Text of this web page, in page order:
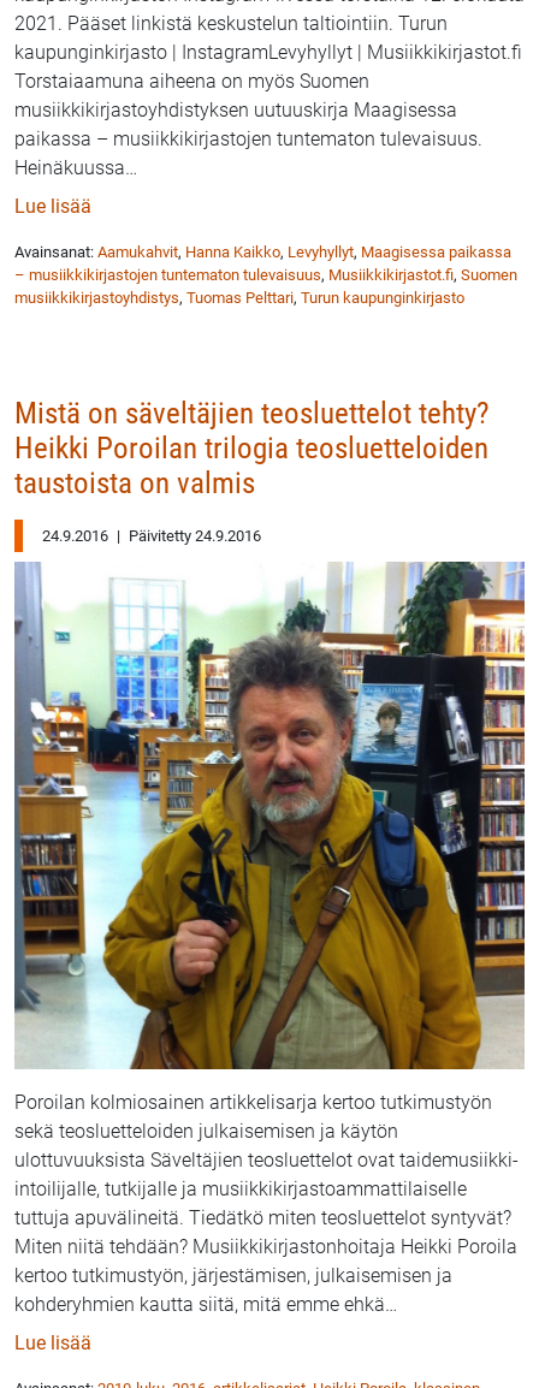
2021. Pääset linkistä keskustelun taltiointiin. Turun
kaupunginkirjasto | InstagramLevyhyllyt | Musiikkikirjastot.fi
Torstaiaamuna aiheena on myös Suomen
musiikkikirjastoyhdistyksen uutuuskirja Maagisessa
paikassa – musiikkikirjastojen tuntematon tulevaisuus.
Heinäkuussa…
Lue lisää
Avainsanat: Aamukahvit, Hanna Kaikko, Levyhyllyt, Maagisessa paikassa
– musiikkikirjastojen tuntematon tulevaisuus, Musiikkikirjastot.fi, Suomen
musiikkikirjastoyhdistys, Tuomas Pelttari, Turun kaupunginkirjasto
Mistä on säveltäjien teosluettelot tehty?
Heikki Poroilan trilogia teosluetteloiden
taustoista on valmis
24.9.2016 | Päivitetty 24.9.2016
Poroilan kolmiosainen artikkelisarja kertoo tutkimustyön
sekä teosluetteloiden julkaisemisen ja käytön
ulottuvuuksista Säveltäjien teosluettelot ovat taidemusiikki-
intoilijalle, tutkijalle ja musiikkikirjastoammattilaiselle
tuttuja apuvälineitä. Tiedätkö miten teosluettelot syntyvät?
Miten niitä tehdään? Musiikkikirjastonhoitaja Heikki Poroila
kertoo tutkimustyön, järjestämisen, julkaisemisen ja
kohderyhmien kautta siitä, mitä emme ehkä …
Lue lisää